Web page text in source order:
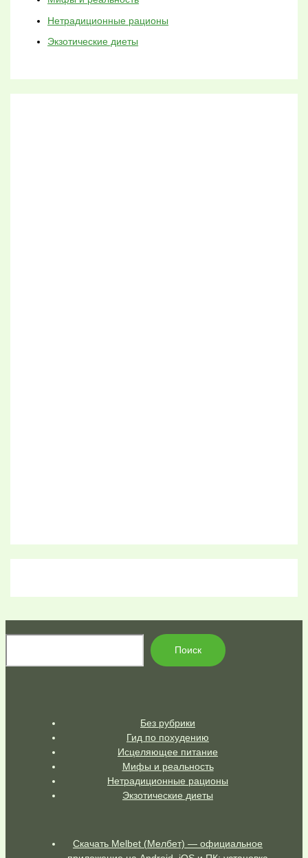
Нетрадиционные рационы
Экзотические диеты
Поиск
Без рубрики
Гид по похудению
Исцеляющее питание
Мифы и реальность
Нетрадиционные рационы
Экзотические диеты
Скачать Melbet (Мелбет) — официальное